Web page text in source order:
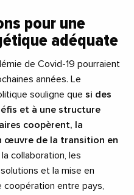
pour une
adéquate
de Covid-19 pourraient
années. Le
souligne que si des
et à une structure
coopèrent, la
œuvre de la transition en
collaboration, les
et la mise en
entre pays,